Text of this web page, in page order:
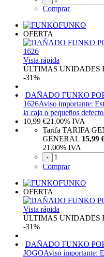
Comprar
FUNKO
OFERTA
Vista rápida
ÚLTIMAS UNIDADES
-31%
DAÑADO FUNKO
1626Aviso importante:
la caja o pequeños
10,99 €21.00% IVA
Tarifa TARIFA
GENERAL 15,99
21.00% IVA
-
Comprar
FUNKO
OFERTA
Vista rápida
ÚLTIMAS UNIDADES
-31%
DAÑADO FUNKO
JOGOAviso importante: